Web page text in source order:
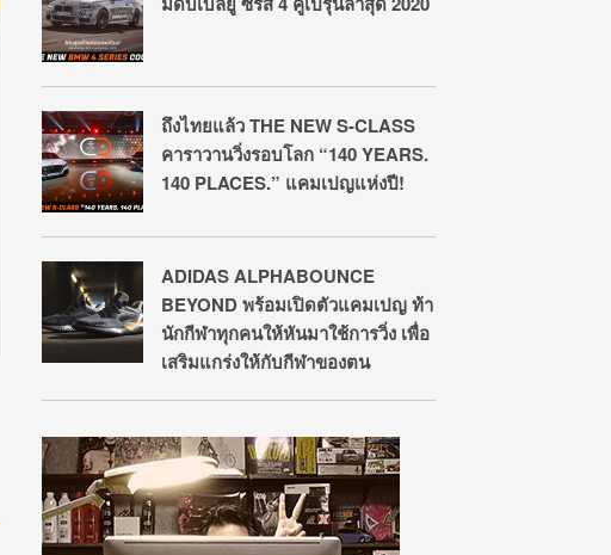
ถึงไทยแล้ว THE NEW S-CLASS
คาราวานวิ่งรอบโลก “140 YEARS.
140 PLACES.” แคมเปญแห่งปี!
ADIDAS ALPHABOUNCE
BEYOND พร้อมเปิดตัวแคมเปญ ท้า
นักกีฬาทุกคนให้หันมาใช้การวิ่ง เพื่อ
เสริมแกร่งให้กับกีฬาของตน